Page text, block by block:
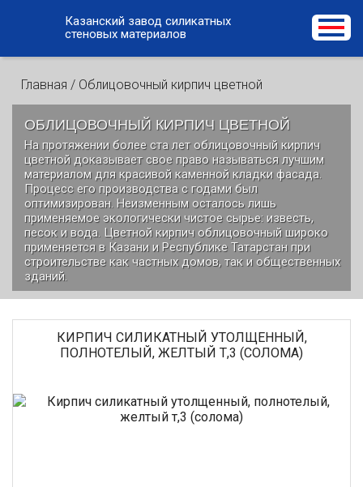
Казанский завод силикатных
стеновых материалов
Главная / Облицовочный кирпич цветной
ОБЛИЦОВОЧНЫЙ КИРПИЧ ЦВЕТНОЙ
На протяжении более ста лет облицовочный кирпич
цветной доказывает свое право называться лучшим
материалом для красивой каменной кладки фасада.
Процесс его производства с годами был
оптимизирован. Неизменным осталось лишь
применяемое экологически чистое сырье: известь,
песок и вода. Цветной кирпич облицовочный широко
применяется в Казани и Республике Татарстан при
строительстве как частных домов, так и общественных
зданий.
КИРПИЧ СИЛИКАТНЫЙ УТОЛЩЕННЫЙ,
ПОЛНОТЕЛЫЙ, ЖЕЛТЫЙ Т,3 (СОЛОМА)